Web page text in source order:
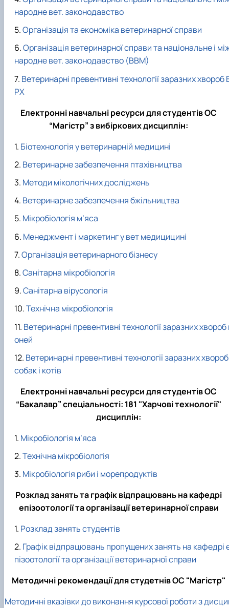
Звіти гуртка та публікації
Фотогалерея
Звіти гуртка та публікації
Фотогалерея
Звіти гуртка та публікації
народне вет. законодавство
Організація та економіка ветеринарної справи
Організація ветеринарної справи та національне і
народне вет. законодавство (ВВМ)
Ветеринарні превентивні технології заразних хвороб
РХ
Електронні навчальні ресурси для студентів ОС
“Магістр” з вибіркових дисциплін:
Біотехнологія у ветеринарній медицині
Ветеринарне забезпечення птахівництва
Методи мікологічних досліджень
Ветеринарне забезпечення бжільництва
Мікробіологія м’яса
Менеджмент і маркетинг у вет медицицині
Організація ветеринарного бізнесу
Санітарна мікробіологія
Санітарна вірусологія
Технічна мікробіологія
Ветеринарні превентивні технології заразних хвороб
оней
Ветеринарні превентивні технології заразних хвороб
собак і котів
Електронні навчальні ресурси для студентів ОС
“Бакалавр” спеціальності: 181 "Харчові технології"
дисциплін:
Мікробіологія м’яса
Технічна мікробіологія
Мікробіологія риби і морепродуктів
Розклад занять та графік відпрацювань на кафедрі
епізоотології та організації ветеринарної справи
Розклад занять студентів
Графік відпрацювань пропущених занять на кафедрі
пізоотології та організації ветеринарної справи
Методичні рекомендації для студетнів ОС "Магістр"
Методичні вказівки до виконання курсової роботи з